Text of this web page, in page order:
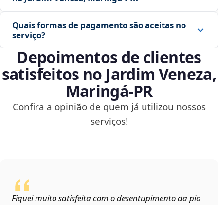
Quais formas de pagamento são aceitas no
serviço?
Depoimentos de clientes
satisfeitos no Jardim Veneza,
Maringá‑PR
Confira a opinião de quem já utilizou nossos
serviços!
Fiquei muito satisfeita com o desentupimento da pia